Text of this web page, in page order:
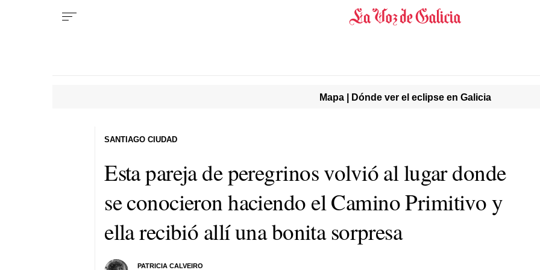
Mapa | Dónde ver el eclipse en Galicia
Esta pareja de peregrinos volvió al lugar donde
se conocieron haciendo el Camino Primitivo y
ella recibió allí una bonita sorpresa
PATRICIA CALVEIRO
SANTIAGO CIUDAD